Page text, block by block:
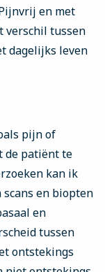
en met
verschil tussen
dagelijks leven
pijn of
de patiënt te
kan ik
scans en biopten
en
tussen
ontstekings